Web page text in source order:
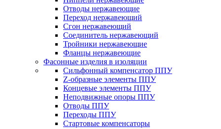
Отводы нержавеющие
Переход нержавеющий
Сгон нержавеющий
Соединитель нержавеющий
Тройники нержавеющие
Фланцы нержавеющие
Фасонные изделия в изоляции
Cильфонный компенсатор ППУ
Z-образные элементы ППУ
Концевые элементы ППУ
Неподвижные опоры ППУ
Отводы ППУ
Переходы ППУ
Стартовые компенсаторы